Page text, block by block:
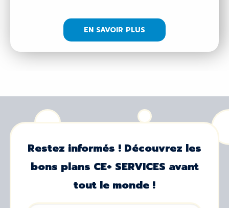
EN SAVOIR PLUS
Restez informés ! Découvrez les
bons plans CE+ SERVICES avant
tout le monde !